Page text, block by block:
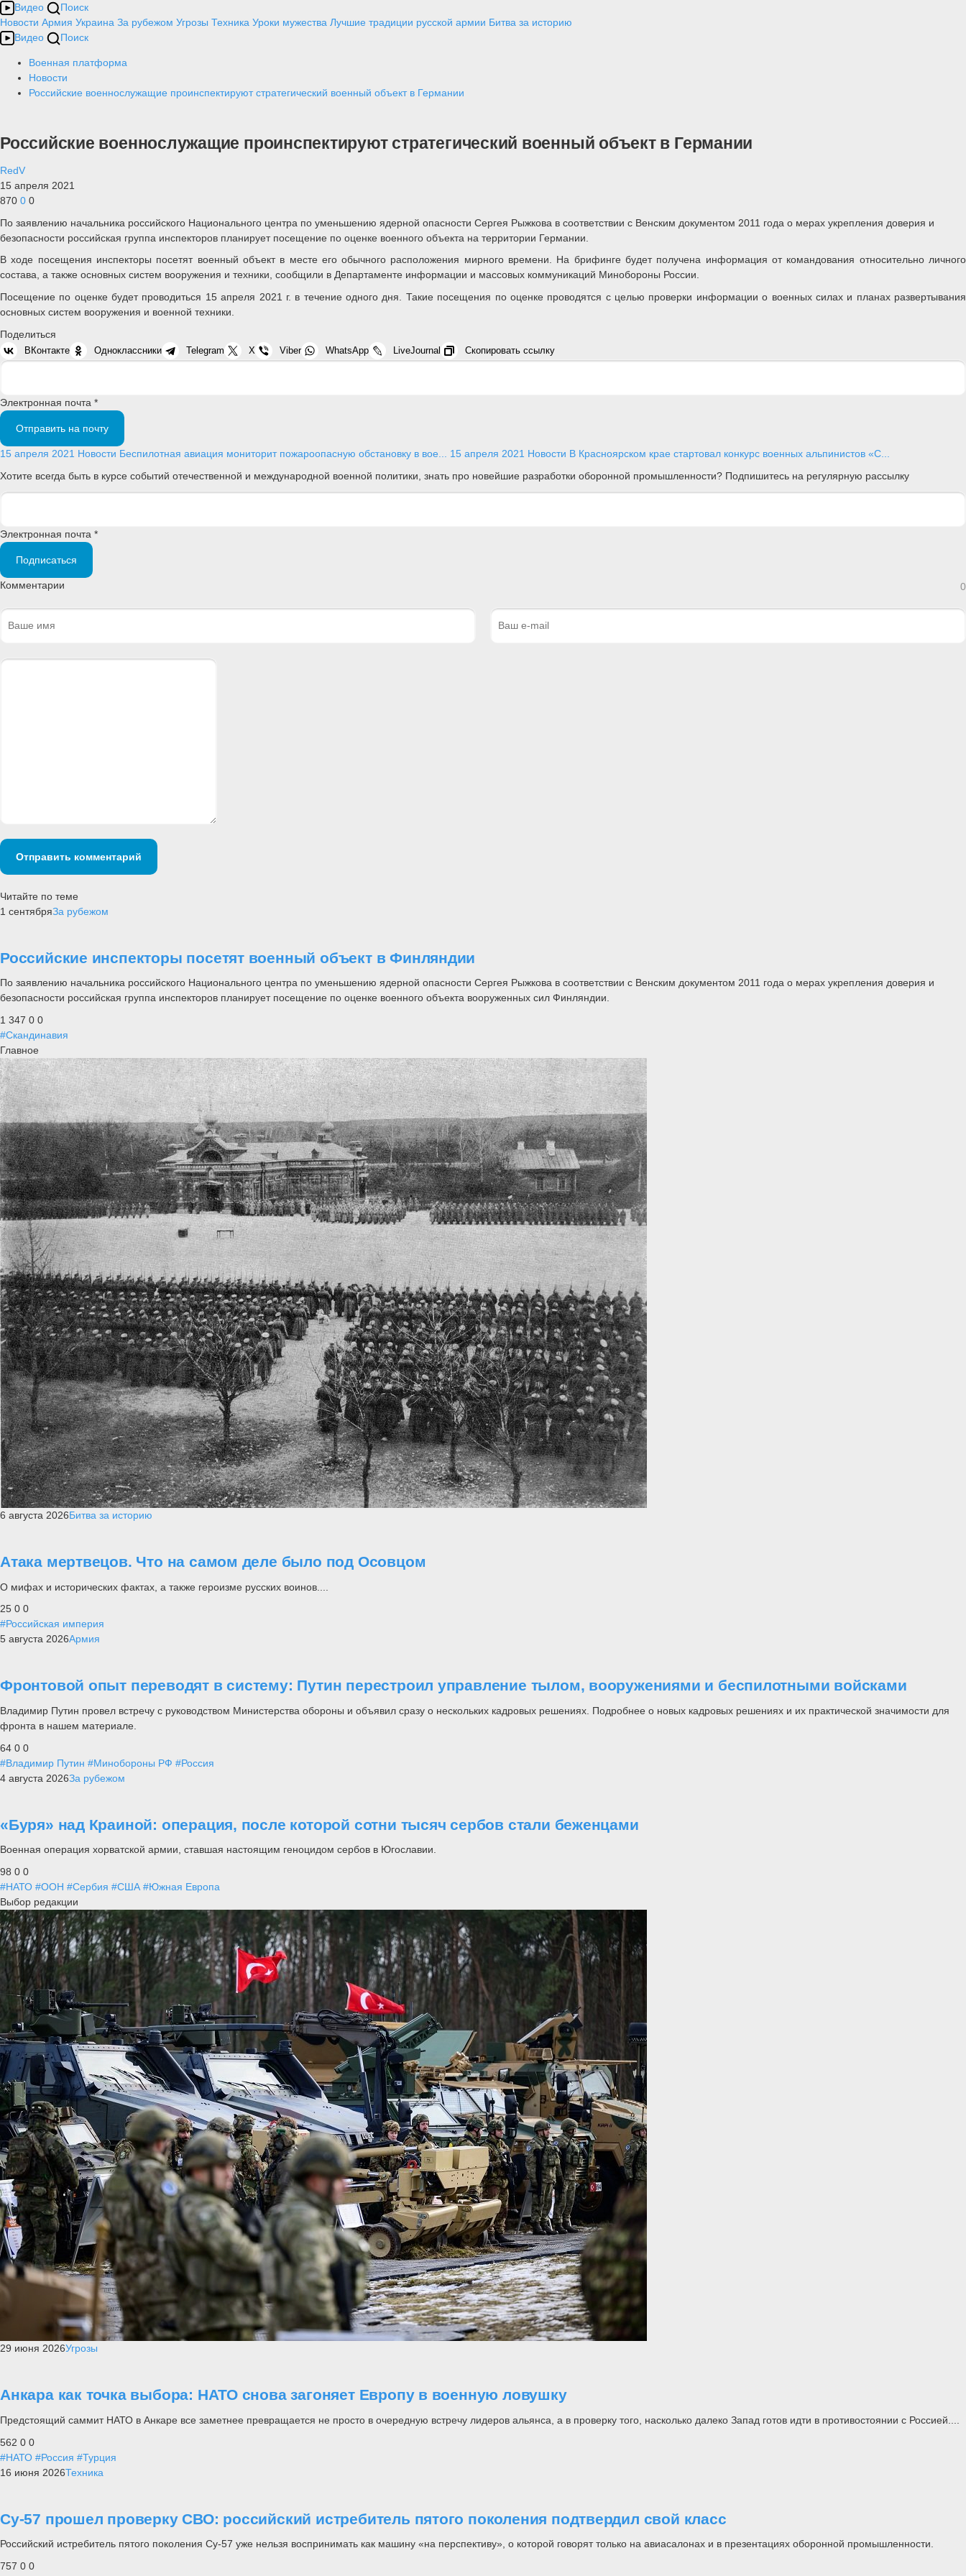
Видео
Поиск
Новости Армия Украина За рубежом Угрозы Техника Уроки мужества Лучшие традиции русской армии Битва за историю
Видео
Поиск
Военная платформа
Новости
Российские военнослужащие проинспектируют стратегический военный объект в Германии
Российские военнослужащие проинспектируют стратегический военный объект в Германии
RedV
15 апреля 2021
870 0 0
По заявлению начальника российского Национального центра по уменьшению ядерной опасности Сергея Рыжкова в соответствии с Венским документом 2011 года о мерах укрепления доверия и
безопасности российская группа инспекторов планирует посещение по оценке военного объекта на территории Германии.
В ходе посещения инспекторы посетят военный объект в месте его обычного расположения мирного времени. На брифинге будет получена информация от командования относительно личного
состава, а также основных систем вооружения и техники, сообщили в Департаменте информации и массовых коммуникаций Минобороны России.
Посещение по оценке будет проводиться 15 апреля 2021 г. в течение одного дня. Такие посещения по оценке проводятся с целью проверки информации о военных силах и планах развертывания
основных систем вооружения и военной техники.
Поделиться
ВКонтакте Одноклассники Telegram X Viber WhatsApp LiveJournal Скопировать ссылку
Электронная почта *
Отправить на почту
15 апреля 2021 Новости Беспилотная авиация мониторит пожароопасную обстановку в вое... 15 апреля 2021 Новости В Красноярском крае стартовал конкурс военных альпинистов «С...
Хотите всегда быть в курсе событий отечественной и международной военной политики, знать про новейшие разработки оборонной промышленности? Подпишитесь на регулярную рассылку
Электронная почта *
Подписаться
Комментарии 0
Отправить комментарий
Читайте по теме
1 сентябряЗа рубежом
Российские инспекторы посетят военный объект в Финляндии
По заявлению начальника российского Национального центра по уменьшению ядерной опасности Сергея Рыжкова в соответствии с Венским документом 2011 года о мерах укрепления доверия и
безопасности российская группа инспекторов планирует посещение по оценке военного объекта вооруженных сил Финляндии.
1 347 0 0
#Скандинавия
Главное
6 августа 2026Битва за историю
Атака мертвецов. Что на самом деле было под Осовцом
О мифах и исторических фактах, а также героизме русских воинов....
25 0 0
#Российская империя
5 августа 2026Армия
Фронтовой опыт переводят в систему: Путин перестроил управление тылом, вооружениями и беспилотными войсками
Владимир Путин провел встречу с руководством Министерства обороны и объявил сразу о нескольких кадровых решениях. Подробнее о новых кадровых решениях и их практической значимости для
фронта в нашем материале.
64 0 0
#Владимир Путин #Минобороны РФ #Россия
4 августа 2026За рубежом
«Буря» над Краиной: операция, после которой сотни тысяч сербов стали беженцами
Военная операция хорватской армии, ставшая настоящим геноцидом сербов в Югославии.
98 0 0
#НАТО #ООН #Сербия #США #Южная Европа
Выбор редакции
29 июня 2026Угрозы
Анкара как точка выбора: НАТО снова загоняет Европу в военную ловушку
Предстоящий саммит НАТО в Анкаре все заметнее превращается не просто в очередную встречу лидеров альянса, а в проверку того, насколько далеко Запад готов идти в противостоянии с Россией....
562 0 0
#НАТО #Россия #Турция
16 июня 2026Техника
Су-57 прошел проверку СВО: российский истребитель пятого поколения подтвердил свой класс
Российский истребитель пятого поколения Су-57 уже нельзя воспринимать как машину «на перспективу», о которой говорят только на авиасалонах и в презентациях оборонной промышленности.
757 0 0